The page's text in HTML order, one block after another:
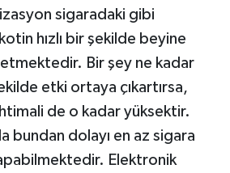
sigaradaki gibi
hızlı bir şekilde beyine
Bir şey ne kadar
etki ortaya çıkartırsa,
ihtimali de o kadar yüksektir.
bundan dolayı en az sigara
Elektronik